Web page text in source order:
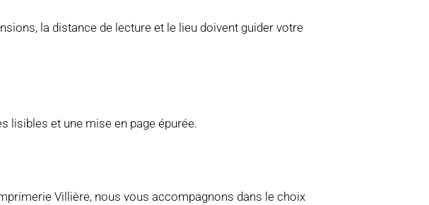
la distance de lecture et le lieu doivent guider votre
lisibles et une mise en page épurée.
Villière, nous vous accompagnons dans le choix